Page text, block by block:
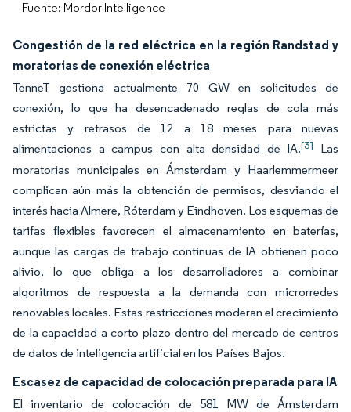
Fuente: Mordor Intelligence
Congestión de la red eléctrica en la región Randstad y
moratorias de conexión eléctrica
TenneT gestiona actualmente 70 GW en solicitudes de
conexión, lo que ha desencadenado reglas de cola más
estrictas y retrasos de 12 a 18 meses para nuevas
alimentaciones a campus con alta densidad de IA.[3]
Las
moratorias municipales en Ámsterdam y Haarlemmermeer
complican aún más la obtención de permisos, desviando el
interés hacia Almere, Róterdam y Eindhoven. Los esquemas de
tarifas flexibles favorecen el almacenamiento en baterías,
aunque las cargas de trabajo continuas de IA obtienen poco
alivio, lo que obliga a los desarrolladores a combinar
algoritmos de respuesta a la demanda con microrredes
renovables locales. Estas restricciones moderan el crecimiento
de la capacidad a corto plazo dentro del mercado de centros
de datos de inteligencia artificial en los Países Bajos.
Escasez de capacidad de colocación preparada para IA
El inventario de colocación de 581 MW de Ámsterdam